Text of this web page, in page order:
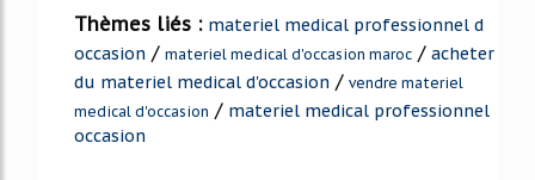
Thèmes liés : materiel medical professionnel d
occasion / materiel medical d'occasion maroc / acheter
du materiel medical d'occasion / vendre materiel
medical d'occasion / materiel medical professionnel
occasion